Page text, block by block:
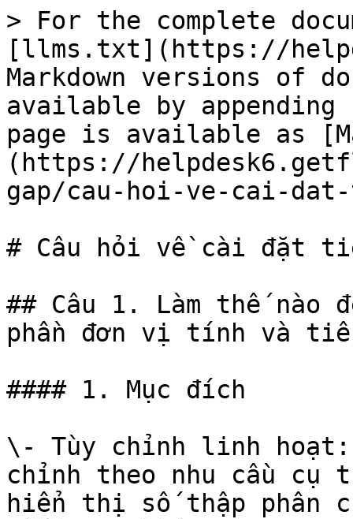
> For the complete
[llms.txt](https://
Markdown versions of
available by
page is available as
(https://
gap/cau-hoi-ve-cai-
# Câu hỏi về cài đặt
## Câu 1. Làm thế
phần đơn vị tính và
#### 1. Mục đích
\- Tùy chỉnh linh hoạt:
chỉnh theo nhu cầu cụ
hiển thị số thập phân